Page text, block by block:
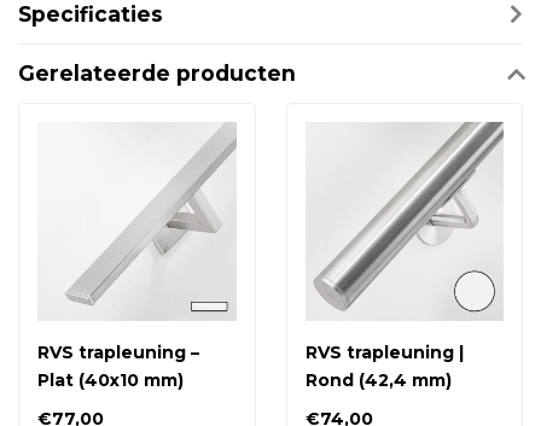
Specificaties
Gerelateerde producten
RVS trapleuning –
Plat (40x10 mm)
€77,00
RVS trapleuning |
Rond (42,4 mm)
€74,00